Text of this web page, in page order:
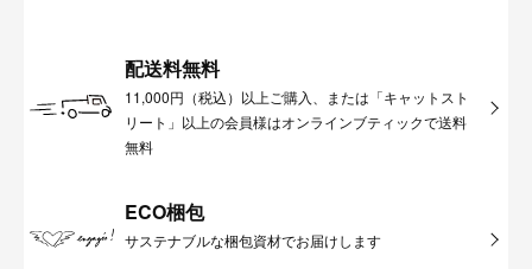
配送料無料
11,000円（税込）以上ご購入、または「キャットスト
リート」以上の会員様はオンラインブティックで送料
無料
ECO梱包
サステナブルな梱包資材でお届けします